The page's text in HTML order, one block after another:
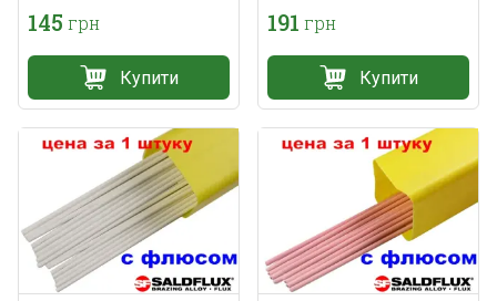
145 грн
Купити
191 грн
Купити